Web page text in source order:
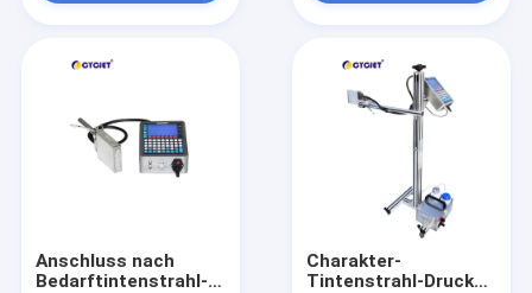
Anschluss nach
Bedarftintenstrahl-
Charakter-
Tintenstrahl-Drucker